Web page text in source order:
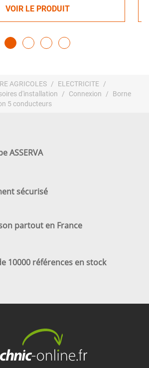
VOIR LE PRODUIT
AGRICOLES
ELECTRICITE
d'installation
Connexion
Borne
5 conducteurs
ASSERVA
sécurisé
partout en France
10000 références en stock